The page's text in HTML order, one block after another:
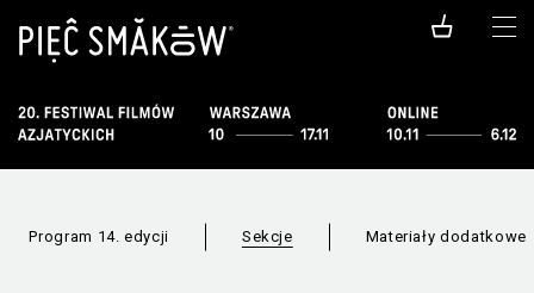
Program 14. edycji Sekcje Materiały dodatkowe